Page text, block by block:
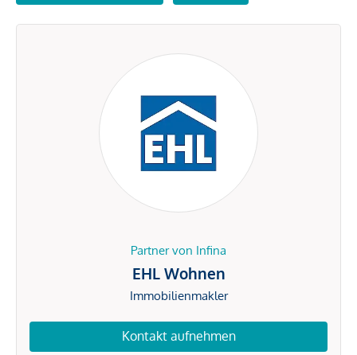
Partner von Infina
EHL Wohnen
Immobilienmakler
Kontakt aufnehmen